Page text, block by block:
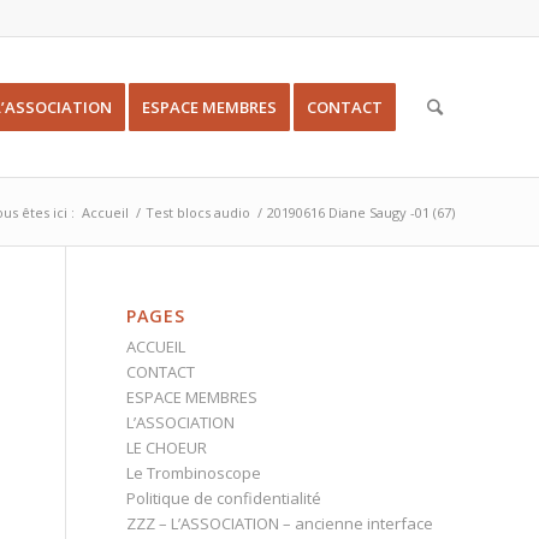
ESPACE MEMBRES CONTACT
êtes ici : Accueil / Test blocs audio / 20190616 Diane Saugy -01 (67)
PAGES
ACCUEIL
CONTACT
ESPACE MEMBRES
L’ASSOCIATION
LE CHOEUR
Le Trombinoscope
Politique de confidentialité
ZZZ – L’ASSOCIATION – ancienne interface